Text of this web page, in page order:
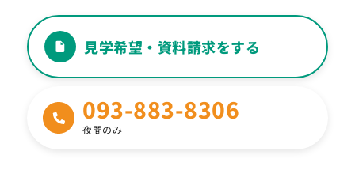
見学希望・資料請求をする
093-883-8306
夜間のみ